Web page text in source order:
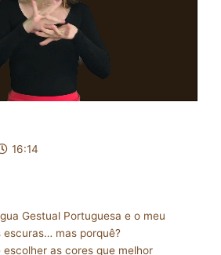
16:14
Gestual Portuguesa e o meu
mas porquê?
as cores que melhor